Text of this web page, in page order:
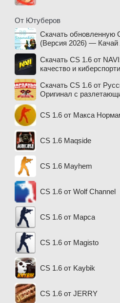
От Ютуберов
Скачать обновленную
(Версия 2026) — Качай
Скачать CS 1.6 от
качество и
Скачать CS 1.6 от
Оригинал с
CS 1.6 от Макса
CS 1.6 Maqside
CS 1.6 Mayhem
CS 1.6 от Wolf Channel
CS 1.6 от Марса
CS 1.6 от Magisto
CS 1.6 от Kaybik
CS 1.6 от JERRY